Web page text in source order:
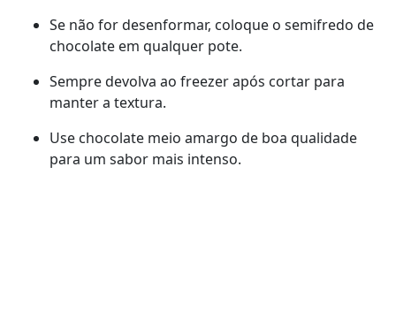
Se não for desenformar, coloque o semifredo de
chocolate em qualquer pote.
Sempre devolva ao freezer após cortar para
manter a textura.
Use chocolate meio amargo de boa qualidade
para um sabor mais intenso.